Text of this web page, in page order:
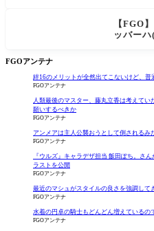
【FGO
ッバー
FGOアンテナ
絆16のメリットが全然出てこないけど、
FGOアンテナ
人類最後のマスター、藤丸立香は考えて
願いするべきか
FGOアンテナ
アンメアは主人公襲おうとして倒されるみ
FGOアンテナ
『ウルズ』キャラデザ担当 飯田ぽち。さ
ラストを公開
FGOアンテナ
最近のマシュがスタイルの良さを強調して
FGOアンテナ
水着の円卓の騎士もどんどん増えているの
FGOアンテナ